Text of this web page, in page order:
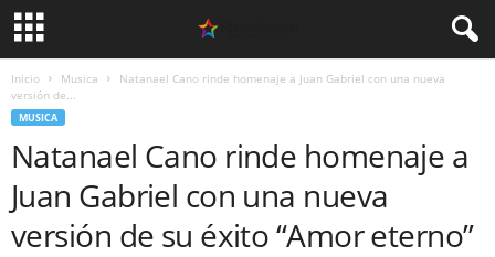
Inicio Musica
Natanael Cano rinde homenaje a Juan Gabriel con una nueva
versión de...
MUSICA
Natanael Cano rinde homenaje a
Juan Gabriel con una nueva
versión de su éxito “Amor eterno”